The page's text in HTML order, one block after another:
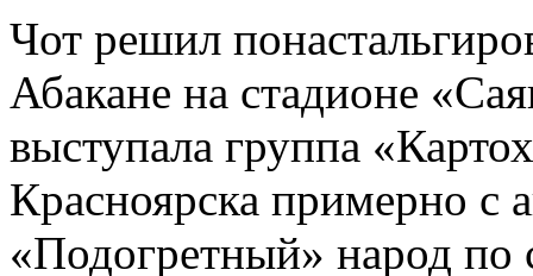
Чот решил
Абакане на стадионе
выступала группа
Красноярска примерно с
«Подогретный» народ по